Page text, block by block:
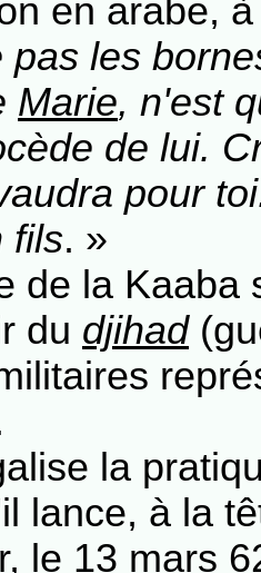
en arabe,
pas les
Marie, n'est
de lui.
pour
fils. »
de la
du djihad
la
lance, à la
le 13 mars